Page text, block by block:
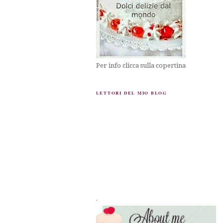
Per info clicca sulla copertina
LETTORI DEL MIO BLOG
.